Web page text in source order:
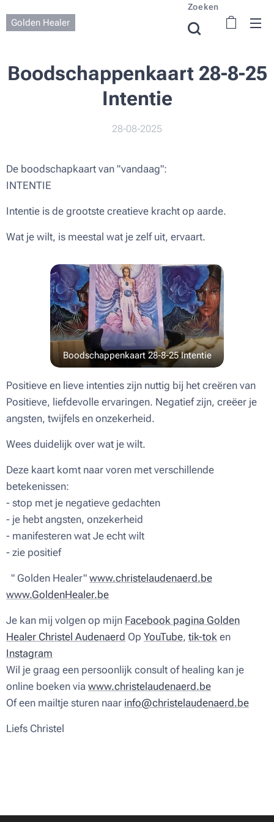
Golden Healer
Zoeken
Boodschappenkaart 28-8-25
Intentie
28-08-2025
De boodschapkaart van "vandaag":
INTENTIE
Intentie is de grootste creatieve kracht op aarde.
Wat je wilt, is meestal wat je zelf uit, ervaart.
Boodschappenkaart 28-8-25 Intentie
Positieve en lieve intenties zijn nuttig bij het creëren van
Positieve, liefdevolle ervaringen. Negatief zijn, creëer je
angsten, twijfels en onzekerheid.
Wees duidelijk over wat je wilt.
Deze kaart komt naar voren met verschillende
betekenissen:
- stop met je negatieve gedachten
- je hebt angsten, onzekerheid
- manifesteren wat Je echt wilt
- zie positief
" Golden Healer" www.christelaudenaerd.be
www.GoldenHealer.be
Je kan mij volgen op mijn Facebook pagina Golden
Healer Christel Audenaerd Op YouTube, tik-tok en
Instagram
Wil je graag een persoonlijk consult of healing kan je
online boeken via www.christelaudenaerd.be
Of een mailtje sturen naar info@christelaudenaerd.be
Liefs Christel ♥